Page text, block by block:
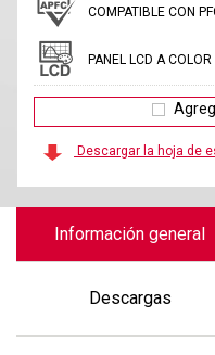
COMPATIBLE CON
PANEL LCD A COLOR
Descargar la hoja de
Información general
Descargas